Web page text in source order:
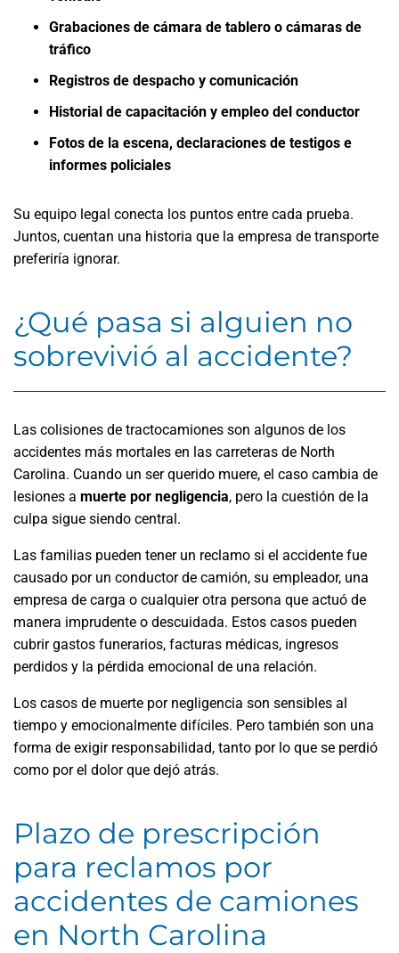
Grabaciones de cámara de tablero o cámaras de
tráfico
Registros de despacho y comunicación
Historial de capacitación y empleo del conductor
Fotos de la escena, declaraciones de testigos e
informes policiales
Su equipo legal conecta los puntos entre cada prueba.
Juntos, cuentan una historia que la empresa de transporte
preferiría ignorar.
¿Qué pasa si alguien no
sobrevivió al accidente?
Las colisiones de tractocamiones son algunos de los
accidentes más mortales en las carreteras de North
Carolina. Cuando un ser querido muere, el caso cambia de
lesiones a muerte por negligencia, pero la cuestión de la
culpa sigue siendo central.
Las familias pueden tener un reclamo si el accidente fue
causado por un conductor de camión, su empleador, una
empresa de carga o cualquier otra persona que actuó de
manera imprudente o descuidada. Estos casos pueden
cubrir gastos funerarios, facturas médicas, ingresos
perdidos y la pérdida emocional de una relación.
Los casos de muerte por negligencia son sensibles al
tiempo y emocionalmente difíciles. Pero también son una
forma de exigir responsabilidad, tanto por lo que se perdió
como por el dolor que dejó atrás.
Plazo de prescripción
para reclamos por
accidentes de camiones
en North Carolina